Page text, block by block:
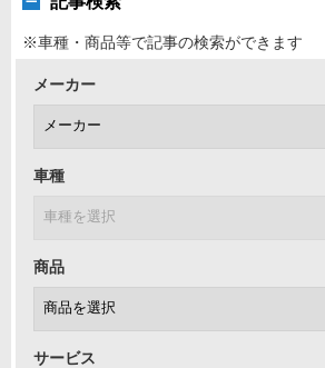
※車種・商品等で記事の検索ができます
メーカー
車種
商品
サービス